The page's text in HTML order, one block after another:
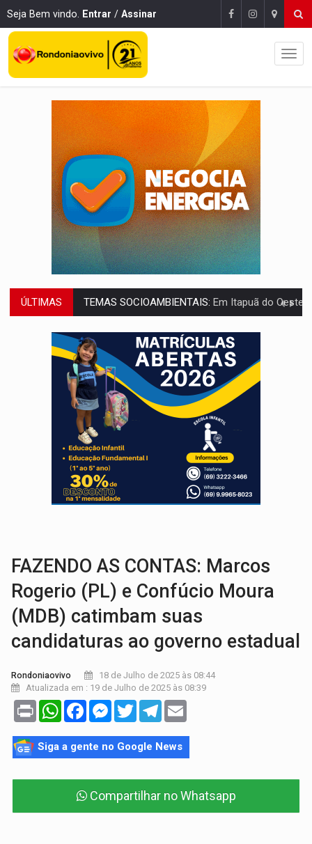
Seja Bem vindo. Entrar / Assinar
ÚLTIMAS PREVISÃO:Interior de Rondônia terá sábado (8) de calor intenso
INFRAESTRUTURA:Após quase 30 anos de espera, asfalto chega ao
A ILHA:Coreografia de Rondônia estreia na programação do Festival de
ELEIÇÕES 2026:Sgt. Mouza esclarece 'erro de digitação' em declaração de
JUDICIÁRIO: Sinjur parabeniza servidores pelo adicional de incentivo com
Publicação Legal: AVISO DE LICITAÇÃO: Pregão Eletrônico Nº 12/
BR-364: Polícia apreende mais de uma tonelada de drogas em fundo
EMOCIONE: PRESENTES: Confira os sorteados na promoção
FAZENDO AS CONTAS: Marcos
Rogerio (PL) e Confúcio Moura
(MDB) catimbam suas
candidaturas ao governo estadual
Rondoniaovivo
18 de Julho de 2025 às 08:44
Atualizada em : 19 de Julho de 2025 às 08:39
Print WhatsAppFacebookMessenger
TwitterTelegram
Siga a gente no Google News
Compartilhar no Whatsapp